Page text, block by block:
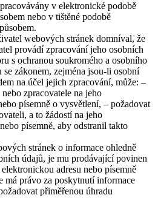
v elektronické podobě
nebo v tištěné podobě
webových stránek domníval, že
provádí zpracování jeho osobních
s ochranou soukromého a osobního
zákonem, zejména jsou-li osobní
na účel jejich zpracování, může: –
zpracovatele na jeho
písemně o vysvětlení, – požadovat
a to žádostí na jeho
písemně, aby odstranil takto
stránek o informace ohledně
údajů, je mu prodávající povinen
adresu nebo písemně
má právo za poskytnutí informace
přiměřenou úhradu